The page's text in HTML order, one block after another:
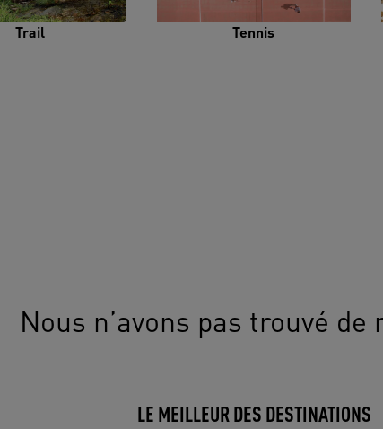
Trail Tennis
Nous n’avons pas trouvé
LE MEILLEUR DES DESTINATIONS